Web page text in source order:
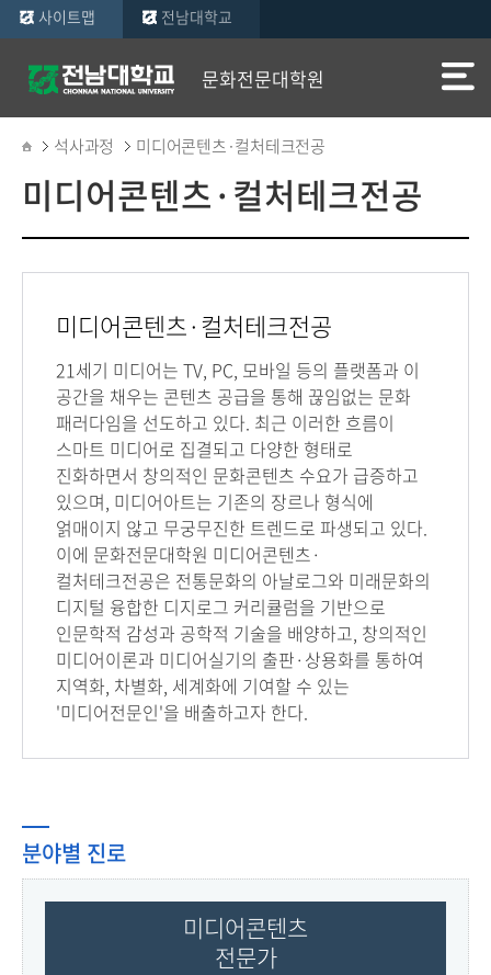
사이트맵 전남대학교
문화전문대학원
석사과정 미디어콘텐츠·컬처테크전공
미디어콘텐츠·컬처테크전공
미디어콘텐츠·컬처테크전공
21세기 미디어는 TV, PC, 모바일 등의 플랫폼과 이
공간을 채우는 콘텐츠 공급을 통해 끊임없는 문화
패러다임을 선도하고 있다. 최근 이러한 흐름이
스마트 미디어로 집결되고 다양한 형태로
진화하면서 창의적인 문화콘텐츠 수요가 급증하고
있으며, 미디어아트는 기존의 장르나 형식에
얽매이지 않고 무궁무진한 트렌드로 파생되고 있다.
이에 문화전문대학원 미디어콘텐츠·
컬처테크전공은 전통문화의 아날로그와 미래문화의
디지털 융합한 디지로그 커리큘럼을 기반으로
인문학적 감성과 공학적 기술을 배양하고, 창의적인
미디어이론과 미디어실기의 출판·상용화를 통하여
지역화, 차별화, 세계화에 기여할 수 있는
'미디어전문인'을 배출하고자 한다.
분야별 진로
미디어콘텐츠
전문가